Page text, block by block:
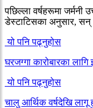
पछिल्ला वर्षहरूमा जर्मनी
डेस्टाटिसका अनुसार, सन्
यो पनि पढ्नुहोस
घरजग्गा कारोबारका
यो पनि पढ्नुहोस
चालु आर्थिक वर्षदेखि लागू